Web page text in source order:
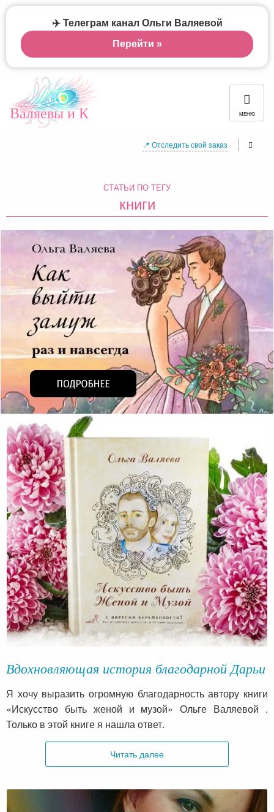
Валяевы и К МЕНЮ
📍 Отследить свой заказ
СТАТЬИ ПО ТЕГУ
книги
Вдохновляющая история благодарной Дарьи
Я хочу выразить огромную благодарность автору книги
«Искусство быть женой и музой» Ольге Валяевой .
Только в этой книге я нашла ответ.
Читать далее
✈️ Телеграм канал Ольги Валяевой
Перейти »